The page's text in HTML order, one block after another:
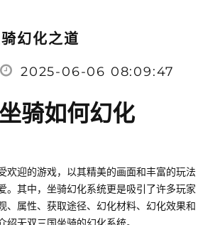
幻化之道
2025-06-06 08:09:47
骑如何幻化
欢迎的游戏，以其精美的画面和丰富的玩法
。其中，坐骑幻化系统更是吸引了许多玩家
、属性、获取途径、幻化材料、幻化效果和